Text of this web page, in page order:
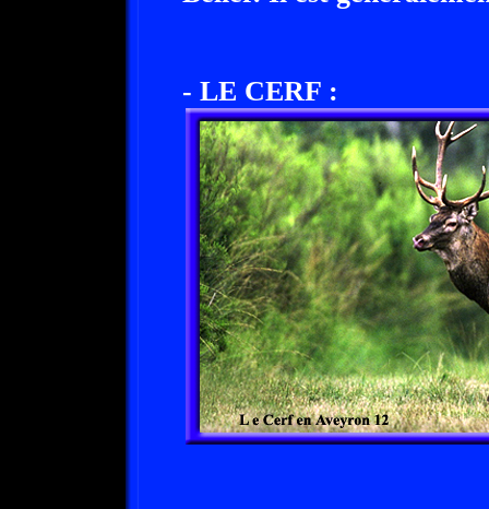
- LE CERF :